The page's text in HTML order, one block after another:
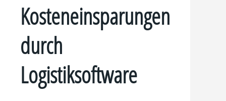
Kosteneinsparungen
durch
Logistiksoftware